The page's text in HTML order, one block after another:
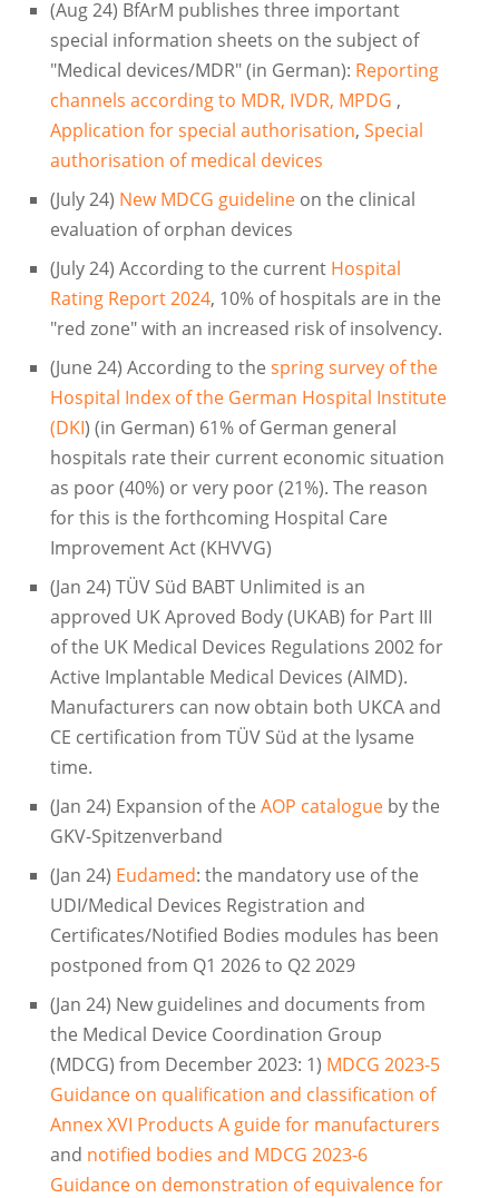
(Aug 24) BfArM publishes three important
special information sheets on the subject of
"Medical devices/MDR" (in German): Reporting
channels according to MDR, IVDR, MPDG ,
Application for special authorisation, Special
authorisation of medical devices
(July 24) New MDCG guidelineon the clinical
evaluation of orphan devices
(July 24) According to the current Hospital
Rating Report 2024, 10% of hospitals are in the
"red zone" with an increased risk of insolvency.
(June 24) According to the spring survey of the
Hospital Index of the German Hospital Institute
(DKI) (in German) 61% of German general
hospitals rate their current economic situation
as poor (40%) or very poor (21%). The reason
for this is the forthcoming Hospital Care
Improvement Act (KHVVG)
(Jan 24) TÜV Süd BABT Unlimited is an
approved UK Aproved Body (UKAB) for Part III
of the UK Medical Devices Regulations 2002 for
Active Implantable Medical Devices (AIMD).
Manufacturers can now obtain both UKCA and
CE certification from TÜV Süd at the lysame
time.
(Jan 24) Expansion of the AOP catalogueby the
GKV-Spitzenverband
(Jan 24) Eudamed: the mandatory use of the
UDI/Medical Devices Registration and
Certificates/Notified Bodies modules has been
postponed from Q1 2026 to Q2 2029
(Jan 24) New guidelines and documents from
the Medical Device Coordination Group
(MDCG) from December 2023: 1) MDCG 2023-5
Guidance on qualification and classification of
Annex XVI Products A guide for manufacturers
and notified bodies and MDCG 2023-6
Guidance on demonstration of equivalence for